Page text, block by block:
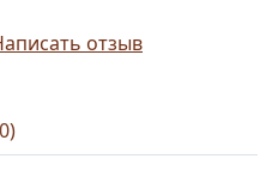
отзыв